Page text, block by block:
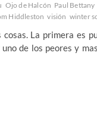
Ojo de Halcón Paul Bettany
Hiddleston visión winter
cosas. La primera es
uno de los peores y